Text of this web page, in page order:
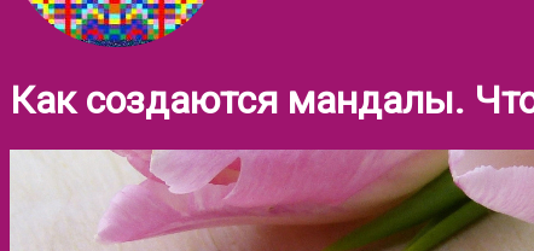
Как создаются мандалы.